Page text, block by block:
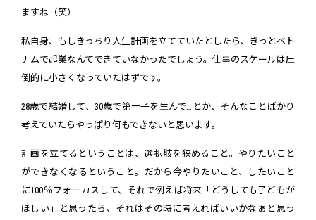
ますね（笑）
私自身、もしきっちり人生計画を立てていたとしたら、きっとベト
ナムで起業なんてできていなかったでしょう。仕事のスケールは圧
倒的に小さくなっていたはずです。
28歳で結婚して、30歳で第一子を生んで…とか、そんなことばかり
考えていたらやっぱり何もできないと思います。
計画を立てるということは、選択肢を狭めること。やりたいこと
ができなくなるということ。だから今やりたいこと、したいこと
に100％フォーカスして、それで例えば将来「どうしても子どもが
ほしい」と思ったら、それはその時に考えればいいかなぁと思っ